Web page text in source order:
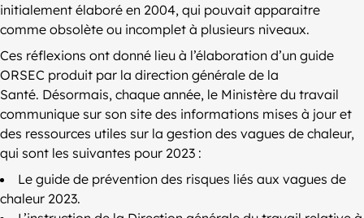
initialement élaboré en 2004, qui pouvait apparaitre
comme obsolète ou incomplet à plusieurs niveaux.
Ces réflexions ont donné lieu à l’élaboration d’un guide
ORSEC produit par la direction générale de la
Santé. Désormais, chaque année, le Ministère du travail
communique sur son site des informations mises à jour et
des ressources utiles sur la gestion des vagues de chaleur,
qui sont les suivantes pour 2023 :
Le guide de prévention des risques liés aux vagues de
chaleur 2023.